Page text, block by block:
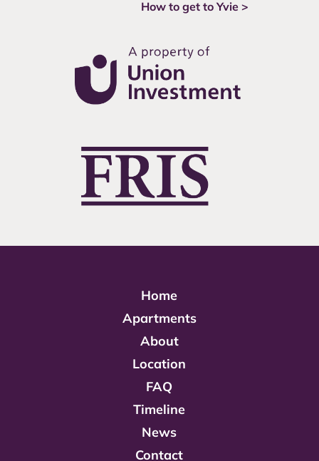
How to get to Yvie >
Home
Apartments
About
Location
FAQ
Timeline
News
Contact